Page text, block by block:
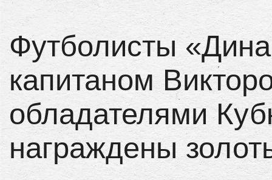
Футболисты
капитаном
обладателями
награждены